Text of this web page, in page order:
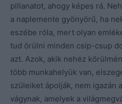
pillanatot, ahogy képes rá.
a naplemente gyönyörű, ha
eszébe róla, mert olyan
tud örülni minden csip-csup
azt. Azok, akik nehéz
több munkahelyük van,
szüleiket ápolják, nem igazán
vágynak, amelyek a